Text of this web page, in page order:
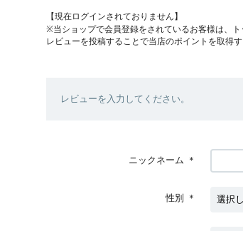
【現在ログインされておりません】
※当ショップで会員登録をされているお客様は、ト
レビューを投稿することで当店のポイントを取得す
レビューを入力してください。
ニックネーム ＊
性別 ＊